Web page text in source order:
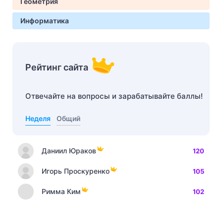
Информатика
Рейтинг сайта
Отвечайте на вопросы и зарабатывайте баллы!
Неделя Общий
Даниил Юраков 120
Игорь Проскуренко 105
Римма Ким 102